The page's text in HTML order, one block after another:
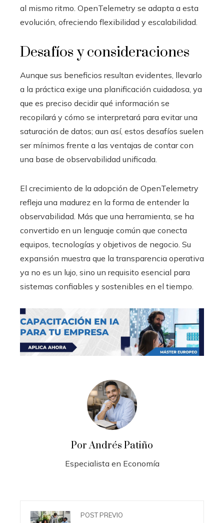
al mismo ritmo. OpenTelemetry se adapta a esta
evolución, ofreciendo flexibilidad y escalabilidad.
Desafíos y consideraciones
Aunque sus beneficios resultan evidentes, llevarlo
a la práctica exige una planificación cuidadosa, ya
que es preciso decidir qué información se
recopilará y cómo se interpretará para evitar una
saturación de datos; aun así, estos desafíos suelen
ser mínimos frente a las ventajas de contar con
una base de observabilidad unificada.
El crecimiento de la adopción de OpenTelemetry
refleja una madurez en la forma de entender la
observabilidad. Más que una herramienta, se ha
convertido en un lenguaje común que conecta
equipos, tecnologías y objetivos de negocio. Su
expansión muestra que la transparencia operativa
ya no es un lujo, sino un requisito esencial para
sistemas confiables y sostenibles en el tiempo.
Por Andrés Patiño
Especialista en Economía
POST PREVIO